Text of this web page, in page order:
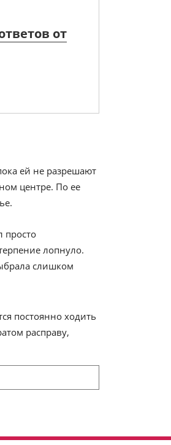
от
ей не разрешают
центре. По ее
просто
лопнуло.
слишком
постоянно ходить
расправу,